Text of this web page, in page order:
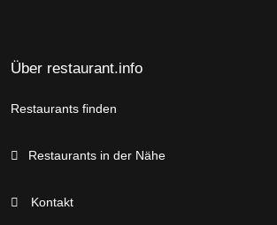
Über restaurant.info
Restaurants finden
Restaurants in der Nähe
Kontakt